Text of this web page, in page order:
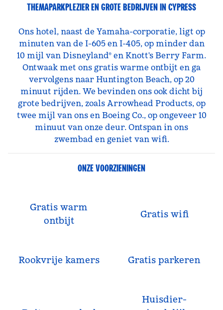
THEMAPARKPLEZIER EN GROTE BEDRIJVEN IN CYPRESS
Ons hotel, naast de Yamaha-corporatie, ligt op
minuten van de I-605 en I-405, op minder dan
10 mijl van Disneyland® en Knott's Berry Farm.
Ontwaak met ons gratis warme ontbijt en ga
vervolgens naar Huntington Beach, op 20
minuut rijden. We bevinden ons ook dicht bij
grote bedrijven, zoals Arrowhead Products, op
twee mijl van ons en Boeing Co., op ongeveer 10
minuut van onze deur. Ontspan in ons
zwembad en geniet van wifi.
ONZE VOORZIENINGEN
Gratis warm
ontbijt
Gratis wifi
Rookvrije kamers Gratis parkeren
Huisdier­